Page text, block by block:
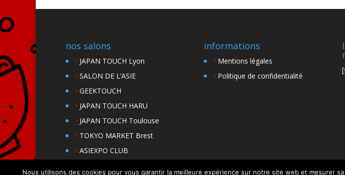
nos salons
JAPAN TOUCH Lyon
SALON DE L’ASIE
GEEKTOUCH
JAPAN TOUCH HARU
JAPAN TOUCH Toulouse
TOKYO MARKET Brest
ASIEXPO CLUB
informations
Mentions légales
Politique de confidentialité
Nous utilisons des cookies pour vous garantir la meilleure expérience sur notre site web et mesurer